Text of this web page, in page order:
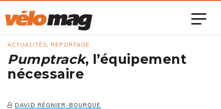
ACTUALITÉS, REPORTAGE
Pumptrack, l’équipement
nécessaire
DAVID RÉGNIER-BOURQUE